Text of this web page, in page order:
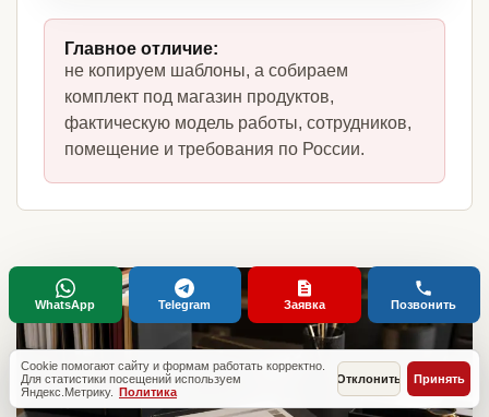
Главное отличие:
не копируем шаблоны, а собираем
комплект под магазин продуктов,
фактическую модель работы, сотрудников,
помещение и требования по России.
Cookie помогают сайту и формам работать корректно.
Для статистики посещений используем
Яндекс.Метрику. Политика
Отклонить Принять
WhatsApp Telegram Заявка Позвонить